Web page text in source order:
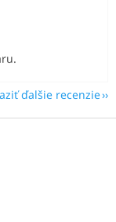
ďalšie recenzie